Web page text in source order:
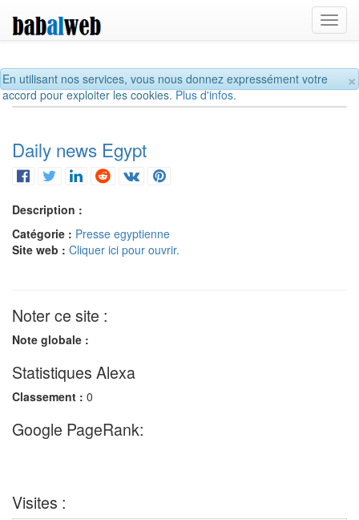
×
En utilisant nos services, vous nous donnez expressément votre
accord pour exploiter les cookies.Plus d'infos.
Daily news Egypt
Description :
Catégorie : Presse egyptienne
Site web : Cliquer ici pour ouvrir.
Noter ce site :
Note globale :
Statistiques Alexa
Classement : 0
Google PageRank:
Visites :